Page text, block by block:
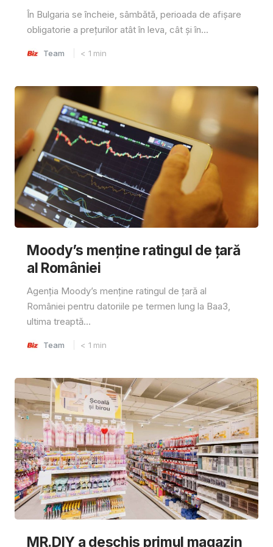
În Bulgaria se încheie, sâmbătă, perioada de afișare
obligatorie a prețurilor atât în ​​leva, cât și în...
Team < 1 min
Moody’s menține ratingul de țară
al României
Agenția Moody’s menține ratingul de țară al
României pentru datoriile pe termen lung la Baa3,
ultima treaptă...
Team < 1 min
MR.DIY a deschis primul magazin